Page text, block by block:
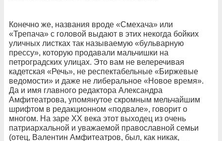
Конечно же, названия вроде «Смехача» или
«Трепача» с головой выдают в этих некогда бойких
уличных листках так называемую «бульварную
прессу», которую продавали мальчишки на
петроградских улицах. Это вам не велеречивая
кадетская «Речь», не респектабельные «Биржевые
ведомости» и даже не либеральное «Новое время».
Да и имя главного редактора Александра
Амфитеатрова, упомянутое скромным мельчайшим
шрифтом в редакционном «подвале», говорит о
многом. На заре ХХ века этот выходец из очень
патриархальной и уважаемой православной семьи
(отец, Валентин Амфитеатров, был, как никак,